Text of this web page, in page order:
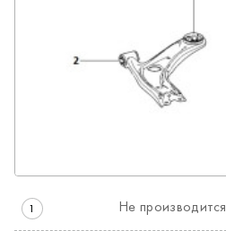
1 Не производится